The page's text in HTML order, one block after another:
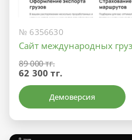
№ 6356630
Сайт международных
89 000 тг.
62 300 тг.
Демоверсия